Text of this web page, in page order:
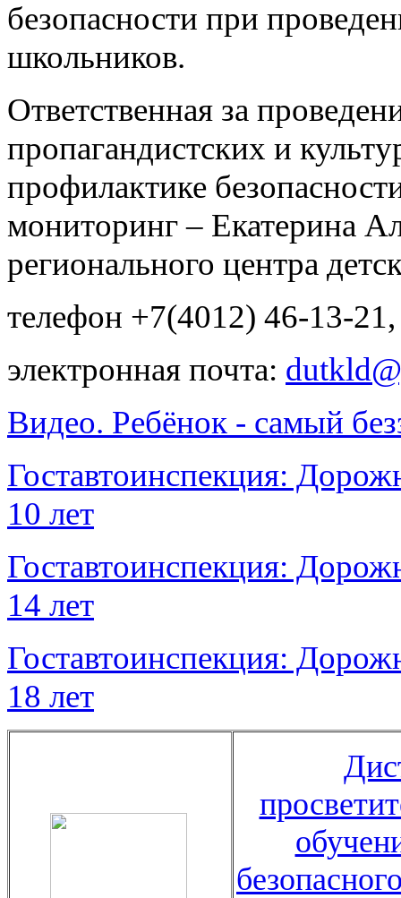
безопасности при
школьников.
Ответственная за
пропагандистских и
профилактике
мониторинг – Екатерина
регионального центра
телефон +7(4012) 46-13-21,
электронная почта:
Видео. Ребёнок - самый
Гоставтоинспекция:
10 лет
Гоставтоинспекция:
14 лет
Гоставтоинспекция:
18 лет